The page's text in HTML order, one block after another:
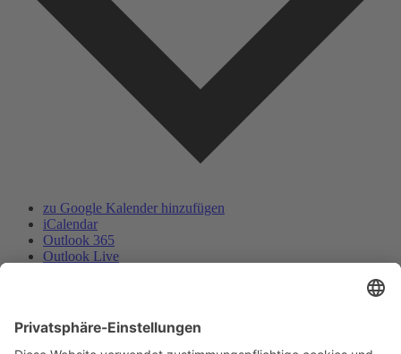
zu Google Kalender hinzufügen
iCalendar
Outlook 365
Outlook Live
Deutscher Alpenverein e.V.
Sektion Baden-Baden/Murgtal
Flugstraße 17